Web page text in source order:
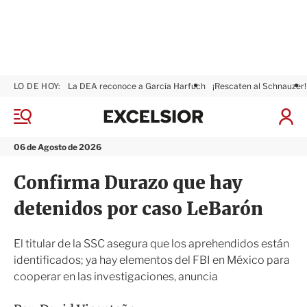
M
n
06 de Agosto de 2026
LO DE HOY: La DEA reconoce a García Harfuch ¡Rescaten al Schnauzer!
I
s
ó
x
i
o
r
Confirma Durazo que hay
detenidos por caso LeBarón
El titular de la SSC asegura que los aprehendidos están
identificados; ya hay elementos del FBI en México para
cooperar en las investigaciones, anuncia